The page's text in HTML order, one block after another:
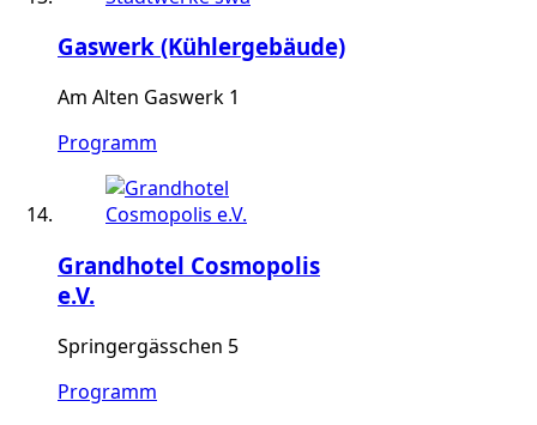
Gaswerk (Kühlergebäude)
Am Alten Gaswerk 1
Programm
Grandhotel Cosmopolis
e.V.
Springergässchen 5
Programm